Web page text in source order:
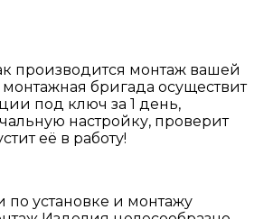
производится монтаж вашей
бригада осуществит
под ключ за 1 день,
настройку, проверит
её в работу!
установке и монтажу